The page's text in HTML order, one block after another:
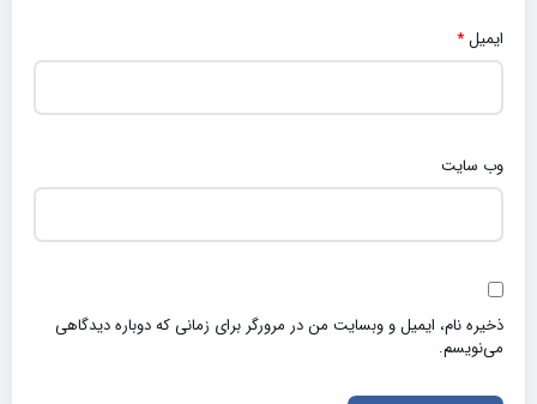
ایمیل*
وب‌ سایت
ذخیره نام، ایمیل و وبسایت من در مرورگر برای زمانی که دوباره دیدگاهی
می‌نویسم.